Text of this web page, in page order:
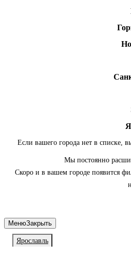
Если вашего города нет в списке,
Мы постоянно
Скоро и в вашем городе появится
Ярославль
МенюЗакрыть